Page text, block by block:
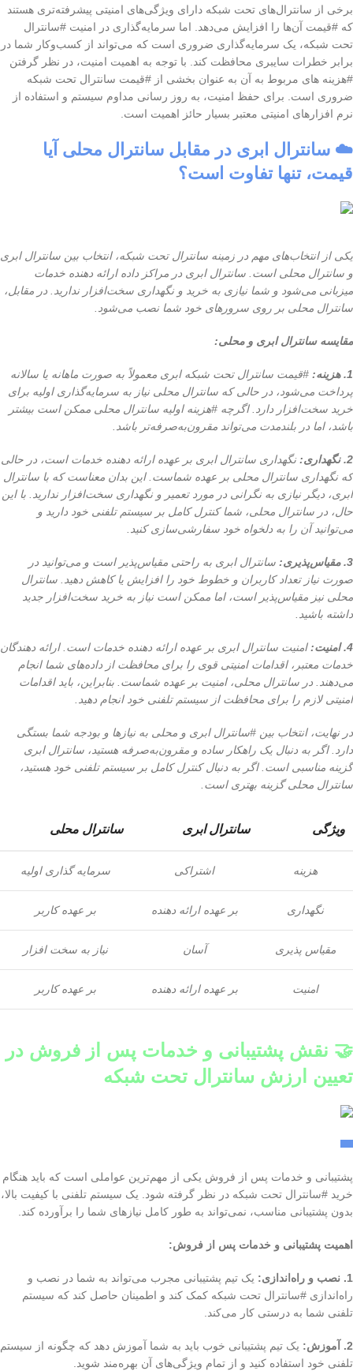
برخی از سانترال‌های تحت شبکه دارای ویژگی‌های امنیتی پیشرفته‌تری هستند
که #قیمت آن‌ها را افزایش می‌دهد. اما سرمایه‌گذاری در امنیت #سانترال
تحت شبکه، یک سرمایه‌گذاری ضروری است که می‌تواند از کسب‌وکار شما در
برابر خطرات سایبری محافظت کند. با توجه به اهمیت امنیت، در نظر گرفتن
#هزینه های مربوط به آن به عنوان بخشی از #قیمت سانترال تحت شبکه
ضروری است. برای حفظ امنیت، به روز رسانی مداوم سیستم و استفاده از
نرم افزارهای امنیتی معتبر بسیار حائز اهمیت است.
☁️ سانترال ابری در مقابل سانترال محلی آیا
قیمت، تنها تفاوت است؟
یکی از انتخاب‌های مهم در زمینه سانترال تحت شبکه، انتخاب بین سانترال ابری
و سانترال محلی است. سانترال ابری در مراکز داده ارائه دهنده خدمات
میزبانی می‌شود و شما نیازی به خرید و نگهداری سخت‌افزار ندارید. در مقابل،
سانترال محلی بر روی سرورهای خود شما نصب می‌شود.
مقایسه سانترال ابری و محلی:
1. هزینه:
#قیمت سانترال تحت شبکه ابری معمولاً به صورت ماهانه یا سالانه
پرداخت می‌شود، در حالی که سانترال محلی نیاز به سرمایه‌گذاری اولیه برای
خرید سخت‌افزار دارد. اگرچه #هزینه اولیه سانترال محلی ممکن است بیشتر
باشد، اما در بلندمدت می‌تواند مقرون‌به‌صرفه‌تر باشد.
2. نگهداری:
نگهداری سانترال ابری بر عهده ارائه دهنده خدمات است، در حالی
که نگهداری سانترال محلی بر عهده شماست. این بدان معناست که با سانترال
ابری، دیگر نیازی به نگرانی در مورد تعمیر و نگهداری سخت‌افزار ندارید. با این
حال، در سانترال محلی، شما کنترل کامل بر سیستم تلفنی خود دارید و
می‌توانید آن را به دلخواه خود سفارشی‌سازی کنید.
3. مقیاس‌پذیری:
سانترال ابری به راحتی مقیاس‌پذیر است و می‌توانید در
صورت نیاز تعداد کاربران و خطوط خود را افزایش یا کاهش دهید. سانترال
محلی نیز مقیاس‌پذیر است، اما ممکن است نیاز به خرید سخت‌افزار جدید
داشته باشید.
4. امنیت:
امنیت سانترال ابری بر عهده ارائه دهنده خدمات است. ارائه دهندگان
خدمات معتبر، اقدامات امنیتی قوی را برای محافظت از داده‌های شما انجام
می‌دهند. در سانترال محلی، امنیت بر عهده شماست. بنابراین، باید اقدامات
امنیتی لازم را برای محافظت از سیستم تلفنی خود انجام دهید.
در نهایت، انتخاب بین #سانترال ابری و محلی به نیازها و بودجه شما بستگی
دارد. اگر به دنبال یک راهکار ساده و مقرون‌به‌صرفه هستید، سانترال ابری
گزینه مناسبی است. اگر به دنبال کنترل کامل بر سیستم تلفنی خود هستید،
سانترال محلی گزینه بهتری است.
ویژگی سانترال ابری سانترال محلی
هزینه اشتراکی سرمایه گذاری اولیه
نگهداری بر عهده ارائه دهنده بر عهده کاربر
مقیاس پذیری آسان نیاز به سخت افزار
امنیت بر عهده ارائه دهنده بر عهده کاربر
🤝 نقش پشتیبانی و خدمات پس از فروش در
تعیین ارزش سانترال تحت شبکه
پشتیبانی و خدمات پس از فروش یکی از مهم‌ترین عواملی است که باید هنگام
خرید #سانترال تحت شبکه در نظر گرفته شود. یک سیستم تلفنی با کیفیت بالا،
بدون پشتیبانی مناسب، نمی‌تواند به طور کامل نیازهای شما را برآورده کند.
اهمیت پشتیبانی و خدمات پس از فروش:
1. نصب و راه‌اندازی:
یک تیم پشتیبانی مجرب می‌تواند به شما در نصب و
راه‌اندازی #سانترال تحت شبکه کمک کند و اطمینان حاصل کند که سیستم
تلفنی شما به درستی کار می‌کند.
2. آموزش:
یک تیم پشتیبانی خوب باید به شما آموزش دهد که چگونه از سیستم
تلفنی خود استفاده کنید و از تمام ویژگی‌های آن بهره‌مند شوید.